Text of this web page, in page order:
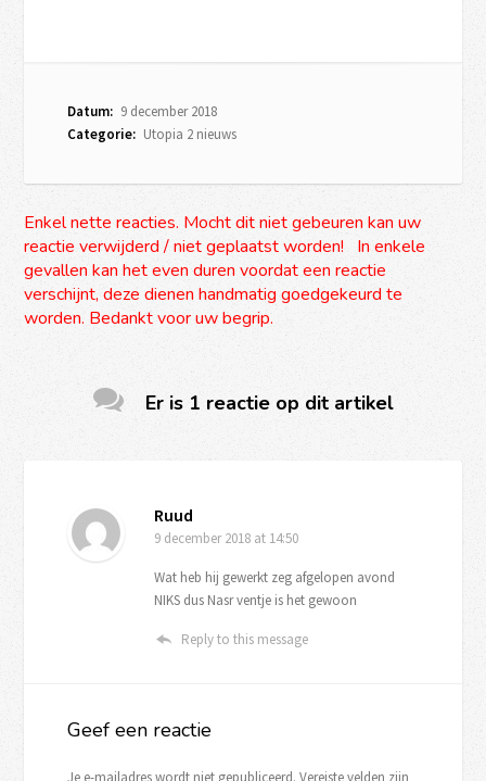
Datum: 9 december 2018
Categorie: Utopia 2 nieuws
Enkel nette reacties. Mocht dit niet gebeuren kan uw
reactie verwijderd / niet geplaatst worden! In enkele
gevallen kan het even duren voordat een reactie
verschijnt, deze dienen handmatig goedgekeurd te
worden. Bedankt voor uw begrip.
Er is 1 reactie op dit artikel
Ruud
9 december 2018 at 14:50
Wat heb hij gewerkt zeg afgelopen avond
NIKS dus Nasr ventje is het gewoon
Reply to this message
Geef een reactie
Je e-mailadres wordt niet gepubliceerd. Vereiste velden zijn